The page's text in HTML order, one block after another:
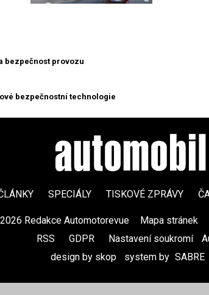
bezpečnost provozu
bezpečnostní technologie
SPECIÁLY TISKOVÉ ZPRÁVY
Redakce Automotorevue Mapa stránek
RSS
GDPR Nastavení soukromí
design by skop
system by SABRE